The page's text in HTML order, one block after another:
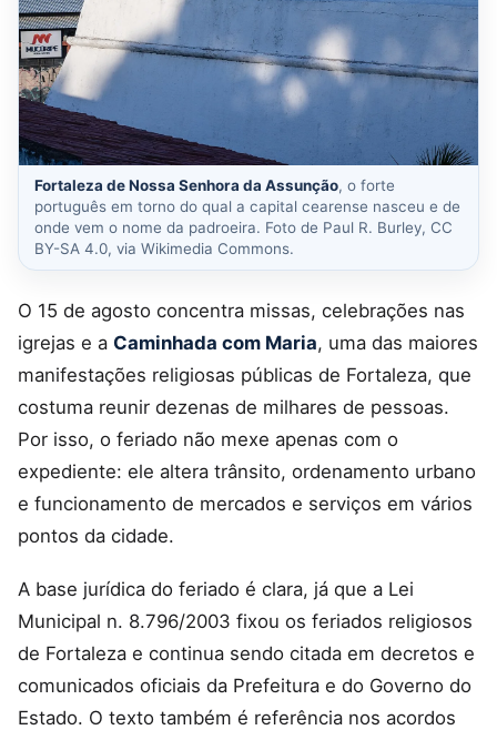
Fortaleza de Nossa Senhora da Assunção, o forte
português em torno do qual a capital cearense nasceu e de
onde vem o nome da padroeira. Foto de Paul R. Burley, CC
BY-SA 4.0, via Wikimedia Commons.
O 15 de agosto concentra missas, celebrações nas
igrejas e a Caminhada com Maria, uma das maiores
manifestações religiosas públicas de Fortaleza, que
costuma reunir dezenas de milhares de pessoas.
Por isso, o feriado não mexe apenas com o
expediente: ele altera trânsito, ordenamento urbano
e funcionamento de mercados e serviços em vários
pontos da cidade.
A base jurídica do feriado é clara, já que a Lei
Municipal n. 8.796/2003 fixou os feriados religiosos
de Fortaleza e continua sendo citada em decretos e
comunicados oficiais da Prefeitura e do Governo do
Estado. O texto também é referência nos acordos